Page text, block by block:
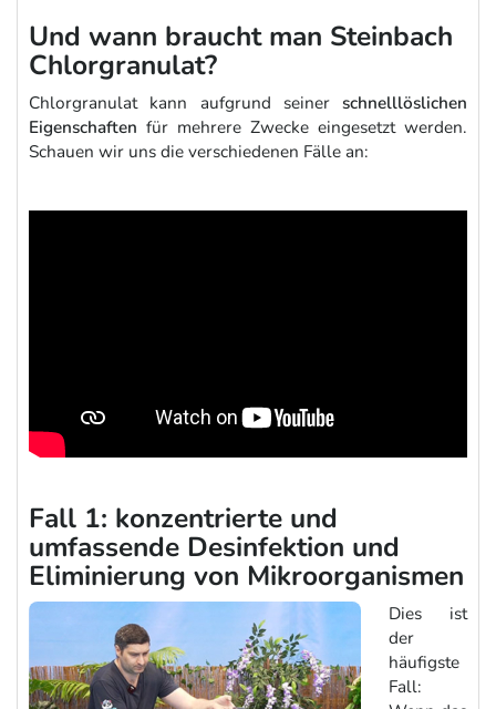
Und wann braucht man Steinbach
Chlorgranulat?
Chlorgranulat kann aufgrund seiner schnelllöslichen
Eigenschaften für mehrere Zwecke eingesetzt werden.
Schauen wir uns die verschiedenen Fälle an:
Fall 1: konzentrierte und
umfassende Desinfektion und
Eliminierung von Mikroorganismen
Dies ist
der
häufigste
Fall: